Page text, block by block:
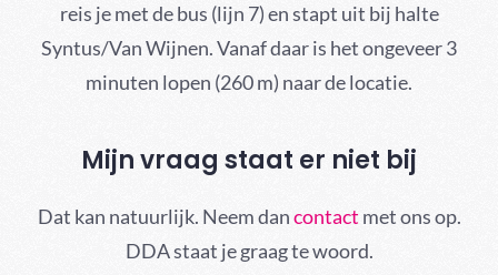
reis je met de bus (lijn 7) en stapt uit bij halte
Syntus/Van Wijnen. Vanaf daar is het ongeveer 3
minuten lopen (260 m) naar de locatie.
Mijn vraag staat er niet bij
Dat kan natuurlijk. Neem dancontact met ons op.
DDA staat je graag te woord.